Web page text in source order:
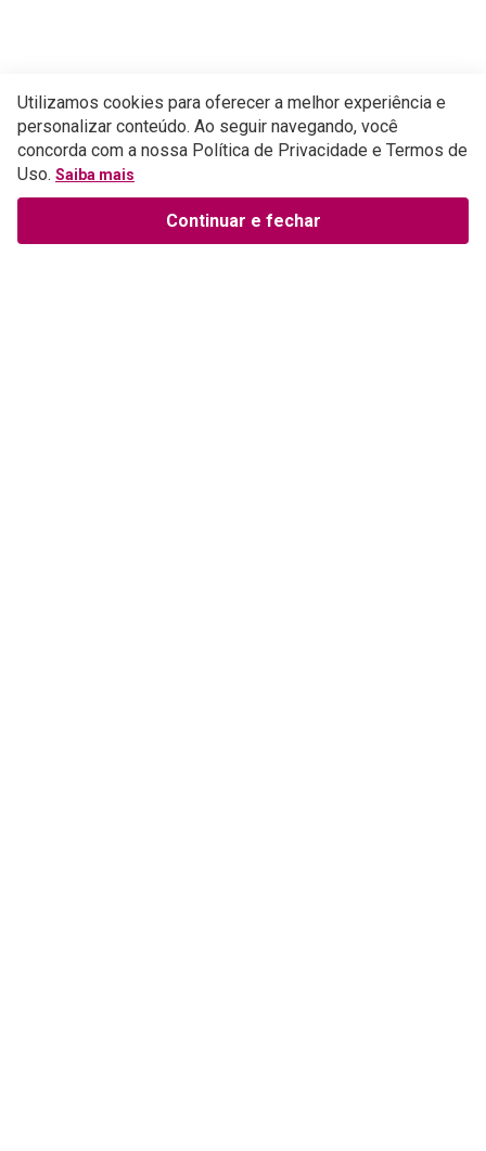
Utilizamos cookies para oferecer a melhor experiência e
personalizar conteúdo. Ao seguir navegando, você
concorda com a nossa Política de Privacidade e Termos de
Uso. Saiba mais
Continuar e fechar